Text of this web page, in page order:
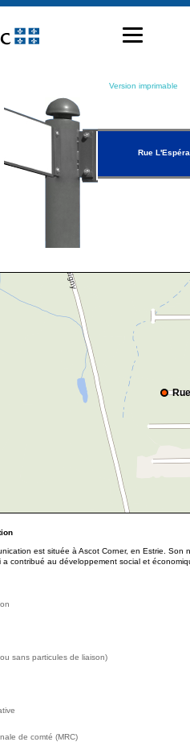
Version imprimable
Rue
est située à Ascot Corner, en Estrie.
a contribué au développement social et
sans particules de liaison)
de comté (MRC)